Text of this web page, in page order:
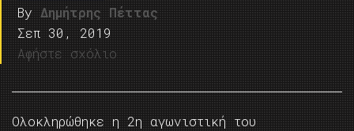
By Δημήτρης Πέττας
Σεπ 30, 2019
Αφήστε σχόλιο
Ολοκληρώθηκε η 2η αγωνιστική του